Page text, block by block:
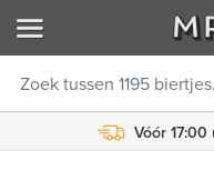
Vóór 17:00